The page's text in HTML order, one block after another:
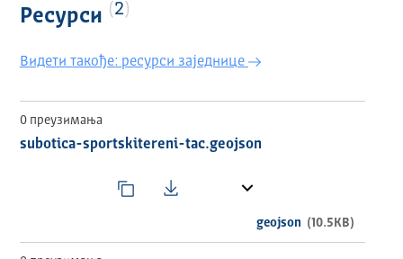
Ресурси 2
Видети такође: ресурси заједнице
0 преузимања
subotica-sportskitereni-tac.geojson
geojson (10.5KB)